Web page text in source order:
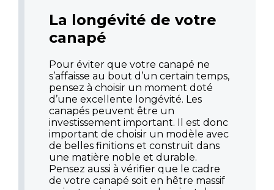
La longévité de votre
canapé
Pour éviter que votre canapé ne
s’affaisse au bout d’un certain temps,
pensez à choisir un moment doté
d’une excellente longévité. Les
canapés peuvent être un
investissement important. Il est donc
important de choisir un modèle avec
de belles finitions et construit dans
une matière noble et durable.
Pensez aussi à vérifier que le cadre
de votre canapé soit en hêtre massif